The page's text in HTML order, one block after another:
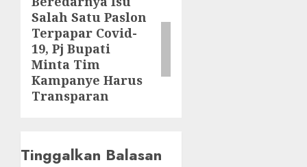
post:
Salah Satu Paslon
Terpapar Covid-
19, Pj Bupati
Minta Tim
Kampanye Harus
Transparan
Tinggalkan Balasan